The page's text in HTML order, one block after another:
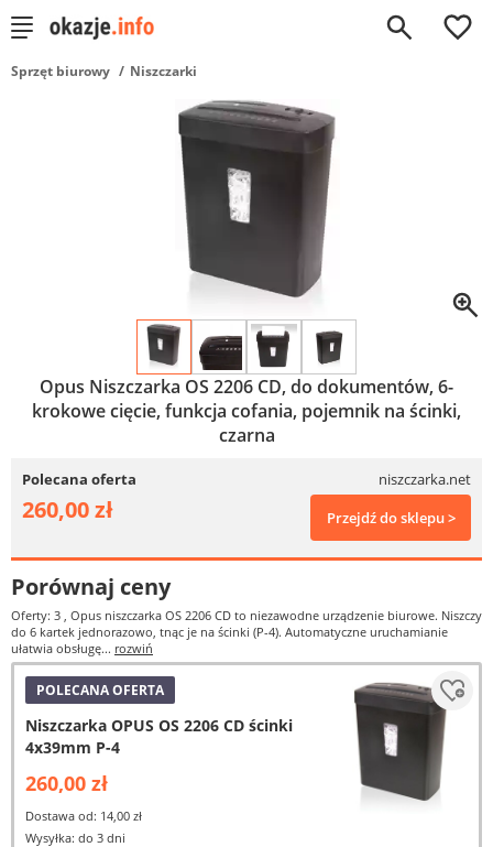
0
Sprzęt biurowy Niszczarki
Opus Niszczarka OS 2206 CD, do dokumentów, 6-
krokowe cięcie, funkcja cofania, pojemnik na ścinki,
czarna
Polecana oferta niszczarka.net
260,00 zł Przejdź do sklepu >
Porównaj ceny
Oferty: 3 , Opus niszczarka OS 2206 CD to niezawodne urządzenie biurowe. Niszczy
do 6 kartek jednorazowo, tnąc je na ścinki (P-4). Automatyczne uruchamianie
ułatwia obsługę... rozwiń
POLECANA OFERTA
Niszczarka OPUS OS 2206 CD ścinki
4x39mm P-4
260,00 zł
Dostawa od: 14,00 zł
Wysyłka: do 3 dni